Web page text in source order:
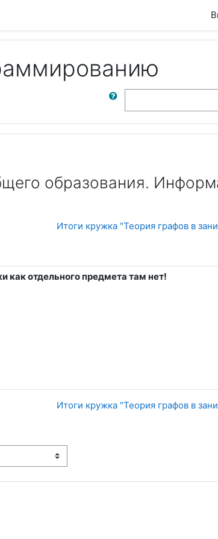
Поиск по форумам
образования.
Итоги кружка "Теория графов в
как отдельного предмета там нет!
Итоги кружка "Теория графов в